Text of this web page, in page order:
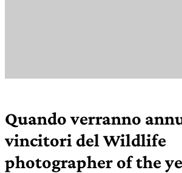
Quando verranno
vincitori del Wildlife
photographer of the